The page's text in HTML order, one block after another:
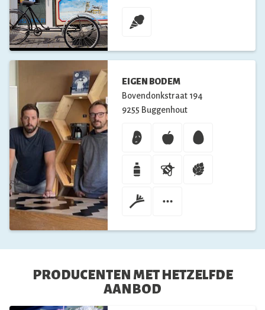
EIGEN BODEM
Bovendonkstraat 194
9255 Buggenhout
PRODUCENTEN MET HETZELFDE
AANBOD